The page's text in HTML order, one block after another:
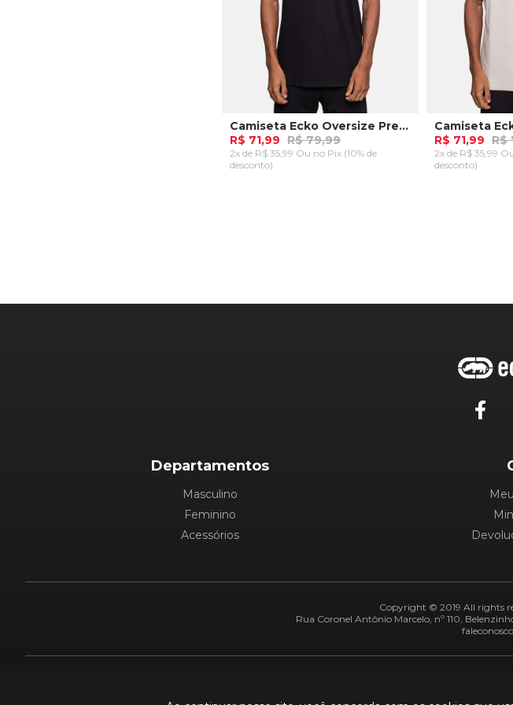
Camiseta Ecko Oversize Preta
R$ 71,99 R$ 79,99
2x de R$ 35,99 Ou no Pix (10% de
desconto)
Camiseta
R$ 71,99 R$
2x de R$ 35,99
desconto)
Departamentos
Masculino
Feminino
Acessórios
Copyright © 2019 All rights
Rua Coronel Antônio Marcelo, nº 110,